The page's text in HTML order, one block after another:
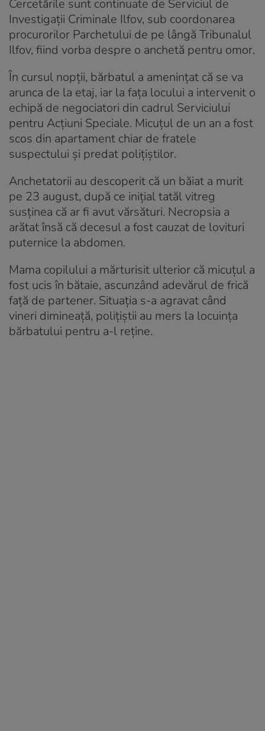
Cercetările sunt continuate de Serviciul de
Investigații Criminale Ilfov, sub coordonarea
procurorilor Parchetului de pe lângă Tribunalul
Ilfov, fiind vorba despre o anchetă pentru omor.
În cursul nopții, bărbatul a amenințat că se va
arunca de la etaj, iar la fața locului a intervenit o
echipă de negociatori din cadrul Serviciului
pentru Acțiuni Speciale. Micuțul de un an a fost
scos din apartament chiar de fratele
suspectului și predat polițiștilor.
Anchetatorii au descoperit că un băiat a murit
pe 23 august, după ce inițial tatăl vitreg
susținea că ar fi avut vărsături. Necropsia a
arătat însă că decesul a fost cauzat de lovituri
puternice la abdomen.
Mama copilului a mărturisit ulterior că micuțul a
fost ucis în bătaie, ascunzând adevărul de frică
față de partener. Situația s-a agravat când
vineri dimineață, polițiștii au mers la locuința
bărbatului pentru a-l reține.